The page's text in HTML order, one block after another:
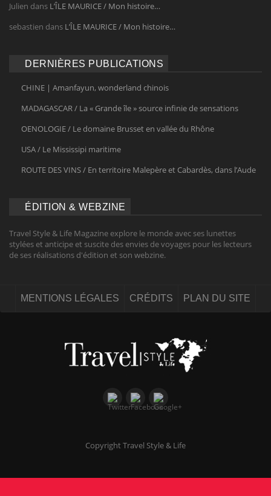
Julien dans L’ÎLE MAURICE / Mon histoire…
sebastien dans L’ÎLE MAURICE / Mon histoire…
DERNIÈRES PUBLICATIONS
CHINE | Amanfayun, wonderland chinois
MADAGASCAR / La « Grande île » source infinie de sensations
OENOLOGIE / Le domaine Brusset en vallée du Rhône
USA / Le Mississipi maritime
ROUTE DES VINS / En territoire Malepère et Cabardès, dans l’Aude
ÉDITION & WEBZINE
Travel Style & Life Magazine explore le monde avec ses lunettes
stylées et anticipe et suscite des envies de voyages pour les lecteurs
de ses réalisations d'édition et son webzine.
MENTIONS LÉGALES CRÉDITS PLAN DU SITE
Copyright Travel Style & Life